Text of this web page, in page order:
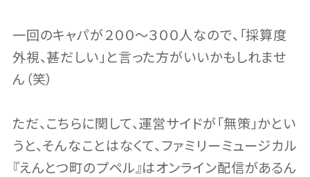
一回のキャパが２００〜３００人なので、「採算度
外視、甚だしい」と言った方がいいかもしれませ
ん（笑）
ただ、こちらに関して、運営サイドが「無策」かとい
うと、そんなことはなくて、ファミリーミュージカル
『えんとつ町のプペル』はオンライン配信があるん